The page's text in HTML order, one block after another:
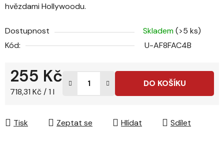
hvězdami Hollywoodu.
Dostupnost Skladem(>5 ks)
Kód:
U-AF8FAC4B
255 Kč
Měrná cena:
718,31 Kč / 1 l
DO KOŠÍKU
Tisk Zeptat se Hlídat Sdílet